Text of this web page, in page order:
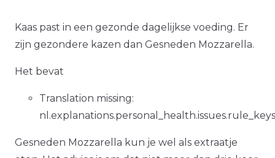
Kaas past in een gezonde dagelijkse voeding. Er
zijn gezondere kazen dan Gesneden Mozzarella.
Het bevat
Translation missing:
Gesneden Mozzarella kun je wel als extraatje